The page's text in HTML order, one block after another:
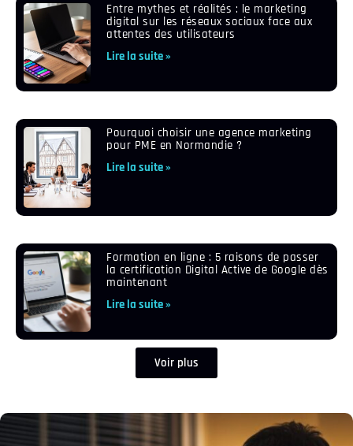
Entre mythes et réalités : le marketing
digital sur les réseaux sociaux face aux
attentes des utilisateurs
Lire la suite »
Pourquoi choisir une agence marketing
pour PME en Normandie ?
Lire la suite »
Formation en ligne : 5 raisons de passer
la certification Digital Active de Google dès
maintenant
Lire la suite »
Voir plus